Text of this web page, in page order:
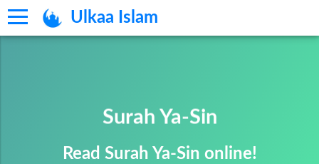
Ulkaa Islam
Surah Ya-Sin
Read Surah Ya-Sin online!